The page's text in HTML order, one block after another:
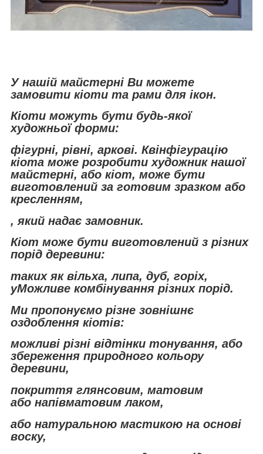
У нашій майстерні Ви можете
замовити кіоти та рами для ікон.
Кіоти можуть бути будь-якої
художньої форми:
фігурні, рівні, аркові. Квінфігурацію
кіота може розробити художник нашої
майстерні, або кіот, може бути
виготовлений за готовим зразком або
кресленням,
, який надає замовник.
Кіот може бути виготовлений з різних
порід деревини:
таких як вільха, липа, дуб, горіх,
уМожливе комбінування різних порід.
Ми пропонуємо різне зовнішнє
оздоблення кіотів:
можливі різні відтінки тонування, або
збереження природного кольору
деревини,
покриття глянсовим, матовим
або напівматовим лаком,
або натуральною мастикою на основі
воску,